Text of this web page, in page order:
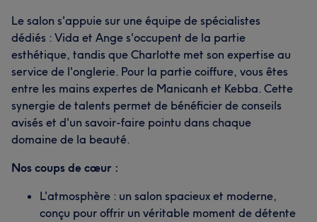
Le salon s'appuie sur une équipe de spécialistes
dédiés : Vida et Ange s'occupent de la partie
esthétique, tandis que Charlotte met son expertise au
service de l'onglerie. Pour la partie coiffure, vous êtes
entre les mains expertes de Manicanh et Kebba. Cette
synergie de talents permet de bénéficier de conseils
avisés et d'un savoir-faire pointu dans chaque
domaine de la beauté.
Nos coups de cœur :
L'atmosphère : un salon spacieux et moderne,
conçu pour offrir un véritable moment de détente